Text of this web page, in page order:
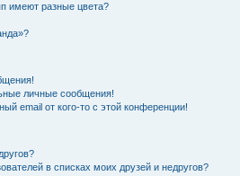
имеют разные цвета?
личные сообщения!
email от кого-то с этой конференции!
в списках моих друзей и недругов?